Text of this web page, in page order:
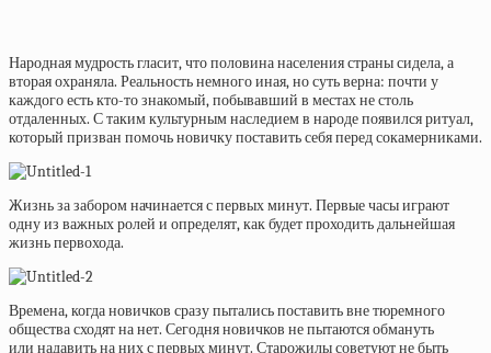
Народная мудрость гласит, что половина населения страны сидела, а
вторая охраняла. Реальность немного иная, но суть верна: почти у
каждого есть кто-то знакомый, побывавший в местах не столь
отдаленных. С таким культурным наследием в народе появился ритуал,
который призван помочь новичку поставить себя перед сокамерниками.
Жизнь за забором начинается с первых минут. Первые часы играют
одну из важных ролей и определят, как будет проходить дальнейшая
жизнь первохода.
Времена, когда новичков сразу пытались поставить вне тюремного
общества сходят на нет. Сегодня новичков не пытаются обмануть
или надавить на них с первых минут. Старожилы советуют не быть